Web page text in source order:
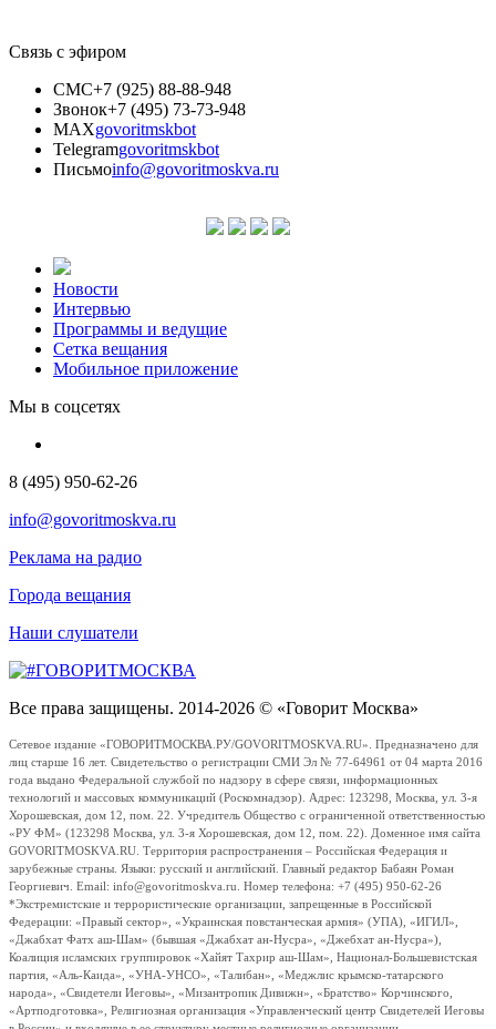
Связь с эфиром
СМС+7 (925) 88-88-948
Звонок+7 (495) 73-73-948
MAXgovoritmskbot
Telegramgovoritmskbot
Письмоinfo@govoritmoskva.ru
Новости
Интервью
Программы и ведущие
Сетка вещания
Мобильное приложение
Мы в соцсетях
8 (495) 950-62-26
info@govoritmoskva.ru
Реклама на радио
Города вещания
Наши слушатели
Все права защищены. 2014-2026 © «Говорит Москва»
Сетевое издание «ГОВОРИТМОСКВА.РУ/GOVORITMOSKVA.RU». Предназначено для
лиц старше 16 лет. Свидетельство о регистрации СМИ Эл № 77-64961 от 04 марта 2016
года выдано Федеральной службой по надзору в сфере связи, информационных
технологий и массовых коммуникаций (Роскомнадзор). Адрес: 123298, Москва, ул. 3-я
Хорошевская, дом 12, пом. 22. Учредитель Общество с ограниченной ответственностью
«РУ ФМ» (123298 Москва, ул. 3-я Хорошевская, дом 12, пом. 22). Доменное имя сайта
GOVORITMOSKVA.RU. Территория распространения – Российская Федерация и
зарубежные страны. Языки: русский и английский. Главный редактор Бабаян Роман
Георгиевич. Email: info@govoritmoskva.ru. Номер телефона: +7 (495) 950-62-26
*Экстремистские и террористические организации, запрещенные в Российской
Федерации: «Правый сектор», «Украинская повстанческая армия» (УПА), «ИГИЛ»,
«Джабхат Фатх аш-Шам» (бывшая «Джабхат ан-Нусра», «Джебхат ан-Нусра»),
Коалиция исламских группировок «Хайят Тахрир аш-Шам», Национал-Большевистская
партия, «Аль-Каида», «УНА-УНСО», «Талибан», «Меджлис крымско-татарского
народа», «Свидетели Иеговы», «Мизантропик Дивижн», «Братство» Корчинского,
«Артподготовка», Религиозная организация «Управленческий центр Свидетелей Иеговы